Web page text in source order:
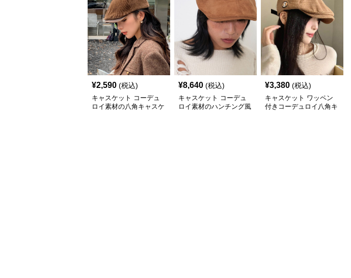
¥2,590 (税込)
キャスケット コーデュ
ロイ素材の八角キャスケ
¥8,640 (税込)
キャスケット コーデュ
ロイ素材のハンチング風
¥3,380 (税込)
キャスケット ワッペン
付きコーデュロイ八角キ